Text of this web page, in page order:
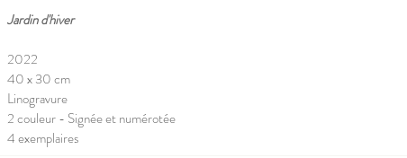
Jardin d'hiver
2022
40 x 30 cm
Linogravure
2 couleur - Signée et numérotée
4 exemplaires